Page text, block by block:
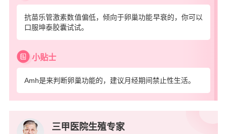
抗苗乐管激素数值偏低，倾向于卵巢功能早衰的，你可以
口服坤泰胶囊试试。
小贴士
Amh是来判断卵巢功能的，建议月经期间禁止性生活。
三甲医院生殖专家